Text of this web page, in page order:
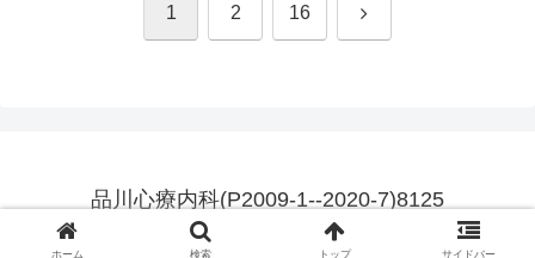
1 2 16 次
品川心療内科(P2009-1--2020-7)8125
© 2009 品川心療内科(P2009-1--2020-7)8125.
ホーム 検索 トップ サイドバー